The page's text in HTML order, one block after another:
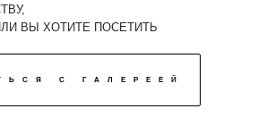
ВЫ ХОТИТЕ ПОСЕТИТЬ
С ГАЛЕРЕЕЙ